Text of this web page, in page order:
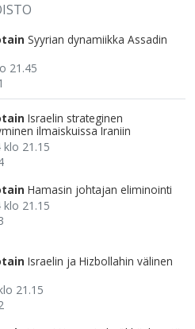
Syyrian dynamiikka Assadin
21.45
Israelin strateginen
ilmaiskuissa Iraniin
klo 21.15
Hamasin johtajan eliminointi
klo 21.15
Israelin ja Hizbollahin välinen
21.15